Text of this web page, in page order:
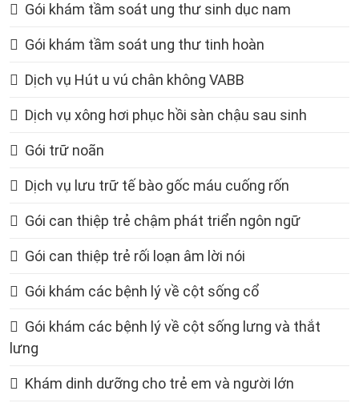
Gói khám tầm soát ung thư sinh dục nam
Gói khám tầm soát ung thư tinh hoàn
Dịch vụ Hút u vú chân không VABB
Dịch vụ xông hơi phục hồi sàn chậu sau sinh
Gói trữ noãn
Dịch vụ lưu trữ tế bào gốc máu cuống rốn
Gói can thiệp trẻ chậm phát triển ngôn ngữ
Gói can thiệp trẻ rối loạn âm lời nói
Gói khám các bệnh lý về cột sống cổ
Gói khám các bệnh lý về cột sống lưng và thắt
lưng
Khám dinh dưỡng cho trẻ em và người lớn